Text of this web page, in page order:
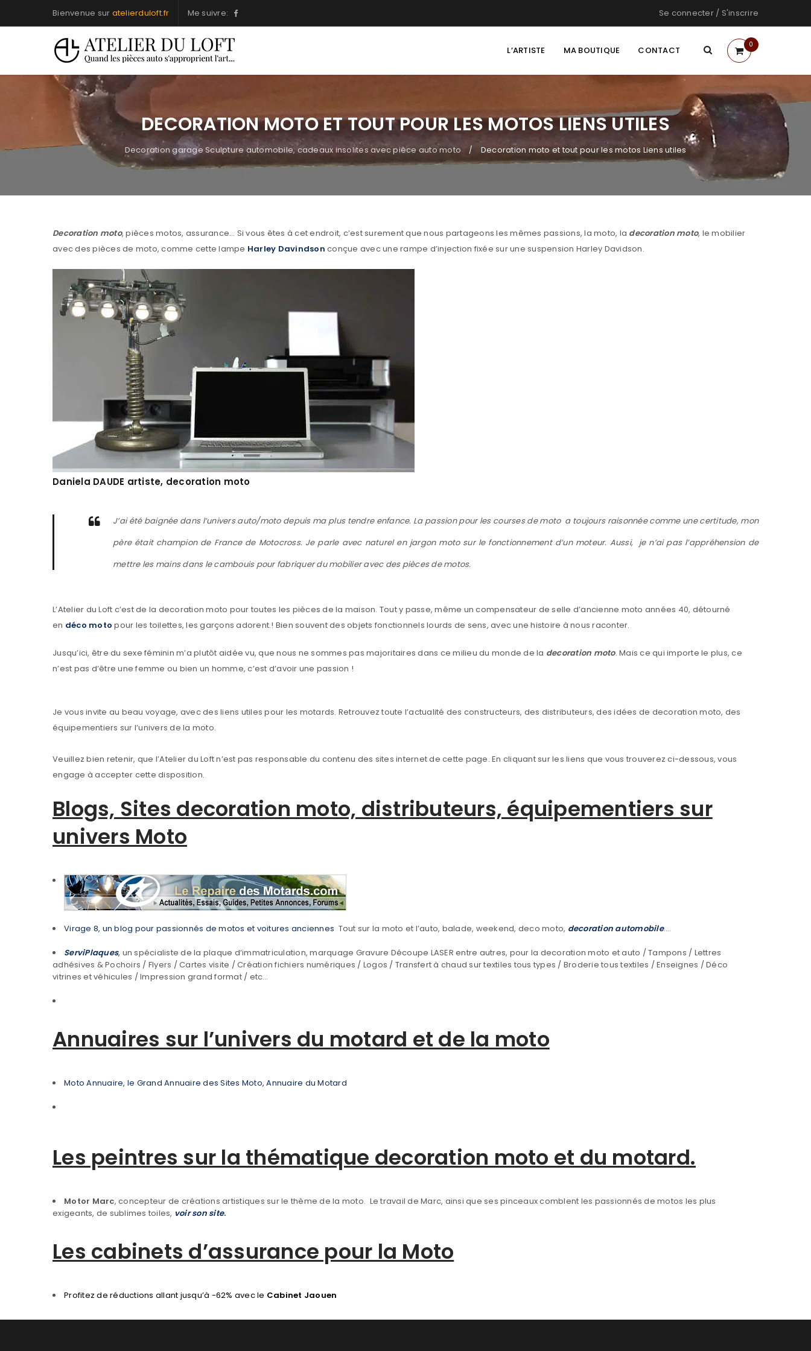
Identifiant ou e-mail* Prénom* Nom*
Mot de passe
Bienvenue sur atelierduloft.fr Me suivre: Se connecter/ S'inscrire
L’ARTISTE MA BOUTIQUE CONTACT
0
DECORATION MOTO ET TOUT POUR LES MOTOS LIENS UTILES
Decoration garage Sculpture automobile, cadeaux insolites avec pièce auto moto / Decoration moto et tout pour les motos Liens utiles
Decoration moto, pièces motos, assurance… Si vous êtes à cet endroit, c’est surement que nous partageons les mêmes passions, la moto, la decoration moto, le mobilier
avec des pièces de moto, comme cette lampe Harley Davindson conçue avec une rampe d’injection fixée sur une suspension Harley Davidson.
Daniela DAUDE artiste, decoration moto
J’ai été baignée dans l’univers auto/moto depuis ma plus tendre enfance. La passion pour les courses de moto a toujours raisonnée comme une certitude, mon
père était champion de France de Motocross. Je parle avec naturel en jargon moto sur lefonctionnementd’un moteur. Aussi, je n’ai pas l’appréhension de
mettre les mains dans le cambouis pour fabriquer du mobilier avec des pièces de motos.
L’Atelier du Loft c’est de la decoration moto pour toutes les pièces de la maison. Tout y passe, même un compensateur de selle d’ancienne moto années 40, détourné
en déco moto pour les toilettes, les garçons adorent.! Bien souvent des objets fonctionnels lourds de sens, avec une histoire à nous raconter.
Jusqu’ici, être du sexe féminin m’a plutôt aidée vu, que nous ne sommes pas majoritaires dans ce milieu du monde de la decoration moto. Mais ce qui importe le plus, ce
n’est pas d’être une femme ou bien un homme, c’est d’avoir une passion !
Je vous invite au beau voyage, avec des liens utiles pour les motards. Retrouvez toute l’actualité des constructeurs, des distributeurs, des idées de decoration moto, des
équipementiers sur l’univers de la moto.
Veuillez bien retenir, que l’Atelier du Loft n’est pas responsable du contenu des sites internet de cette page. En cliquant sur les liens que vous trouverez ci-dessous, vous
engage à accepter cette disposition.
Blogs, Sites decoration moto, distributeurs, équipementiers sur
univers Moto
Virage 8, un blog pour passionnés de motos et voitures anciennes Tout sur la moto et l’auto, balade, weekend, deco moto, decoration automobile….
ServiPlaques, un spécialiste de la plaque d’immatriculation, marquage Gravure Découpe LASER entre autres, pour la decoration moto et auto / Tampons / Lettres
adhésives & Pochoirs / Flyers / Cartes visite / Création fichiers numériques / Logos / Transfert à chaud sur textiles tous types / Broderie tous textiles / Enseignes / Déco
vitrines et véhicules / Impression grand format / etc…
Annuaires sur l’univers du motard et de la moto
Moto Annuaire, le Grand Annuaire des Sites Moto, Annuaire du Motard
Les peintres sur la thématique decoration moto et du motard.
Motor Marc, concepteur de créations artistiques sur le thème de la moto. Le travail de Marc, ainsi que ses pinceaux comblent les passionnés de motos les plus
exigeants, de sublimes toiles, voir son site.
Les cabinets d’assurance pour la Moto
Profitez de réductions allant jusqu’à -62% avec le Cabinet Jaouen